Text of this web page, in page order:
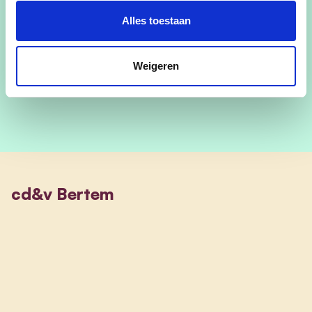
Alles toestaan
Weigeren
irisdesmet@gmail.com
cd&v Bertem